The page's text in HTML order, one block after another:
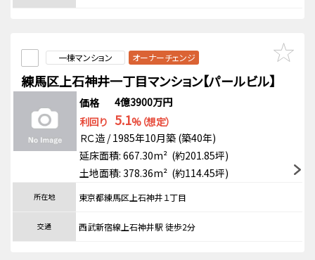
一棟マンション オーナーチェンジ
練馬区上石神井一丁目マンション【パールビル】
価格
4億3900万円
利回り 5.1%（想定）
ＲＣ造 / 1985年10月築 (築40年)
延床面積: 667.30m² (約201.85坪)
土地面積: 378.36m² (約114.45坪)
所在地 東京都練馬区上石神井１丁目
交通 西武新宿線上石神井駅 徒歩2分